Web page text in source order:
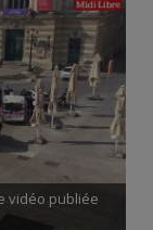
vidéo publiée